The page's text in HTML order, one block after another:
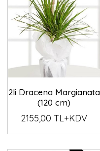
2li Dracena Margianata
(120 cm)
2155,00 TL+KDV